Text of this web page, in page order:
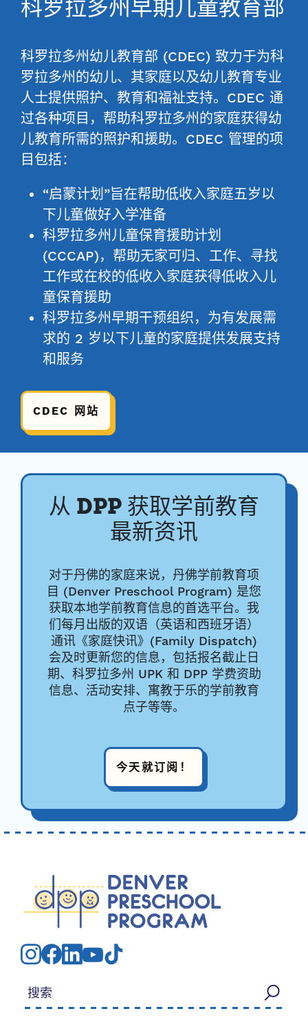
科罗拉多州早期儿童教育部
科罗拉多州幼儿教育部 (CDEC) 致力于为科
罗拉多州的幼儿、其家庭以及幼儿教育专业
人士提供照护、教育和福祉支持。CDEC 通
过各种项目，帮助科罗拉多州的家庭获得幼
儿教育所需的照护和援助。CDEC 管理的项
目包括：
“启蒙计划”旨在帮助低收入家庭五岁以
下儿童做好入学准备
科罗拉多州儿童保育援助计划
(CCCAP)，帮助无家可归、工作、寻找
工作或在校的低收入家庭获得低收入儿
童保育援助
科罗拉多州早期干预组织，为有发展需
求的 2 岁以下儿童的家庭提供发展支持
和服务
CDEC 网站
从 DPP 获取学前教育
最新资讯
对于丹佛的家庭来说，丹佛学前教育项
目 (Denver Preschool Program) 是您
获取本地学前教育信息的首选平台。我
们每月出版的双语（英语和西班牙语）
通讯《家庭快讯》(Family Dispatch)
会及时更新您的信息，包括报名截止日
期、科罗拉多州 UPK 和 DPP 学费资助
信息、活动安排、寓教于乐的学前教育
点子等等。
今天就订阅！
搜索：